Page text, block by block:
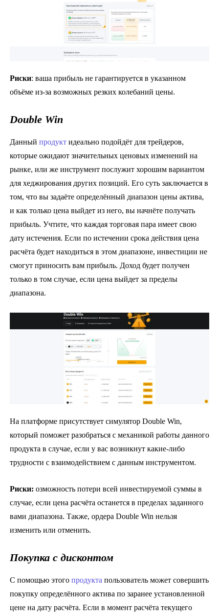
Риски: ваша прибыль не гарантируется в указанном
объёме из-за возможных резких колебаний цены.
Double Win
Данный продукт идеально подойдёт для трейдеров,
которые ожидают значительных ценовых изменений на
рынке, или же инструмент послужит хорошим вариантом
для хеджирования других позиций. Его суть заключается в
том, что вы задаёте определённый диапазон цены актива,
и как только цена выйдет из него, вы начнёте получать
прибыль. Учтите, что каждая торговая пара имеет свою
дату истечения. Если по истечении срока действия цена
расчёта будет находиться в этом диапазоне, инвестиции не
смогут приносить вам прибыль. Доход будет получен
только в том случае, если цена выйдет за пределы
диапазона.
На платформе присутствует симулятор Double Win,
который поможет разобраться с механикой работы данного
продукта в случае, если у вас возникнут какие-либо
трудности с взаимодействием с данным инструментом.
Риски: озможность потери всей инвестируемой суммы в
случае, если цена расчёта останется в пределах заданного
вами диапазона. Также, ордера Double Win нельзя
изменить или отменить.
Покупка с дисконтом
С помощью этого продукта пользователь может совершить
покупку определённого актива по заранее установленной
цене на дату расчёта. Если в момент расчёта текущего